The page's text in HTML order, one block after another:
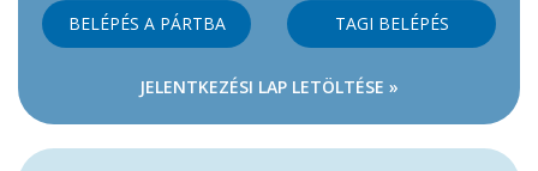
BELÉPÉS A PÁRTBA TAGI BELÉPÉS
JELENTKEZÉSI LAP LETÖLTÉSE »